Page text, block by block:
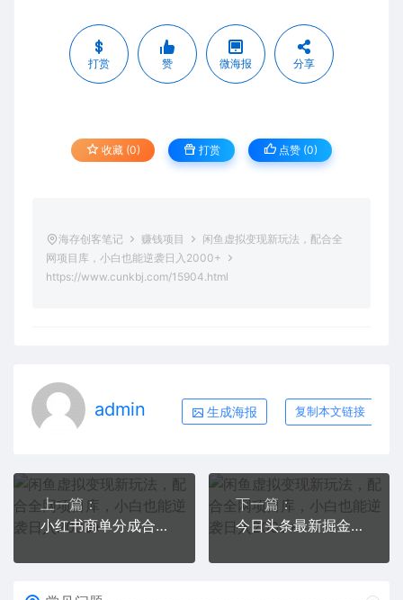
打赏 赞 微海报 分享
收藏 (0) 打赏 点赞 (0)
海存创客笔记 赚钱项目
闲鱼虚拟变现新玩法，配合全
网项目库，小白也能逆袭日入2000+
https://www.cunkbj.com/15904.html
admin 生成海报 复制本文链接
上一篇：
小红书商单分成合作计划，每天五分钟，月入 2w➕
下一篇：
今日头条最新掘金暴利玩法，利用爆文+AI辅助，轻松矩阵、当天起号，简单粗暴第二天立见收益，轻松日入3000+，大平台永久可操作